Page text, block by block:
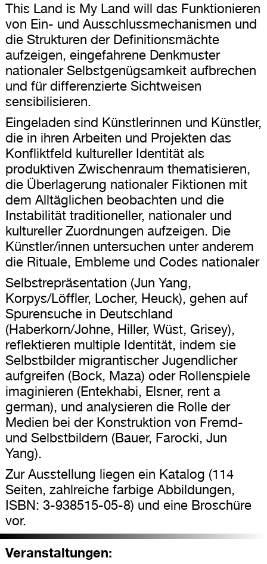
This Land is My Land will das Funktionieren
von Ein- und Ausschlussmechanismen und
die Strukturen der Definitionsmächte
aufzeigen, eingefahrene Denkmuster
nationaler Selbstgenügsamkeit aufbrechen
und für differenzierte Sichtweisen
sensibilisieren.
Eingeladen sind Künstlerinnen und Künstler,
die in ihren Arbeiten und Projekten das
Konfliktfeld kultureller Identität als
produktiven Zwischenraum thematisieren,
die Überlagerung nationaler Fiktionen mit
dem Alltäglichen beobachten und die
Instabilität traditioneller, nationaler und
kultureller Zuordnungen aufzeigen. Die
Künstler/innen untersuchen unter anderem
die Rituale, Embleme und Codes nationaler
Selbstrepräsentation (Jun Yang,
Korpys/Löffler, Locher, Heuck), gehen auf
Spurensuche in Deutschland
(Haberkorn/Johne, Hiller, Wüst, Grisey),
reflektieren multiple Identität, indem sie
Selbstbilder migrantischer Jugendlicher
aufgreifen (Bock, Maza) oder Rollenspiele
imaginieren (Entekhabi, Elsner, rent a
german), und analysieren die Rolle der
Medien bei der Konstruktion von Fremd-
und Selbstbildern (Bauer, Farocki, Jun
Yang).
Zur Ausstellung liegen ein Katalog (114
Seiten, zahlreiche farbige Abbildungen,
ISBN: 3-938515-05-8) und eine Broschüre
vor.
Veranstaltungen: